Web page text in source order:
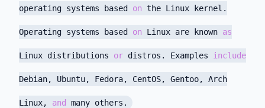
operating systems based on the Linux kernel.
Operating systems based on Linux are known as
Linux distributions or distros. Examples include
Debian, Ubuntu, Fedora, CentOS, Gentoo, Arch
Linux, and many others.